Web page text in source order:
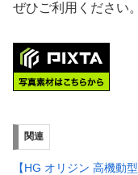
ぜひご利用ください。
関連
【HG オリジン 高機動